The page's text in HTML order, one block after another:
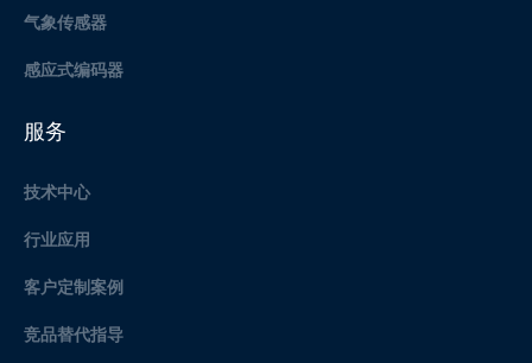
气象传感器
感应式编码器
服务
技术中心
行业应用
客户定制案例
竞品替代指导